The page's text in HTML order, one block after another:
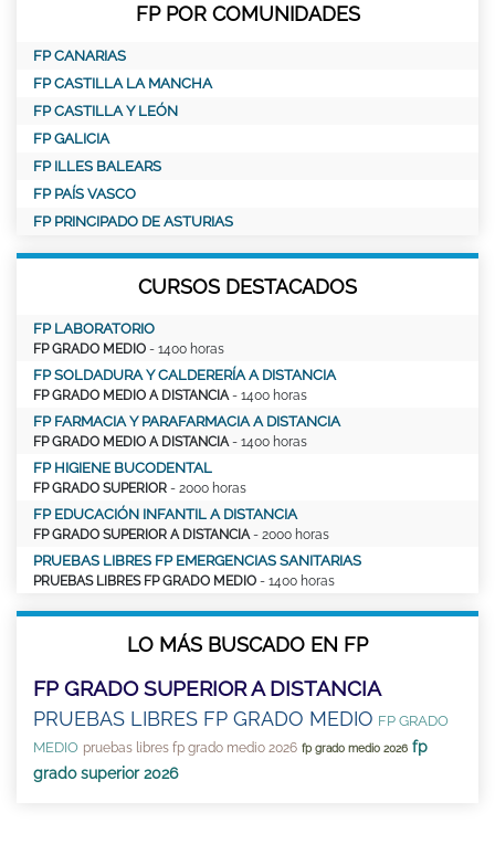
FP POR COMUNIDADES
FP CANARIAS
FP CASTILLA LA MANCHA
FP CASTILLA Y LEÓN
FP GALICIA
FP ILLES BALEARS
FP PAÍS VASCO
FP PRINCIPADO DE ASTURIAS
CURSOS DESTACADOS
FP LABORATORIO
FP GRADO MEDIO - 1400 horas
FP SOLDADURA Y CALDERERÍA A DISTANCIA
FP GRADO MEDIO A DISTANCIA - 1400 horas
FP FARMACIA Y PARAFARMACIA A DISTANCIA
FP GRADO MEDIO A DISTANCIA - 1400 horas
FP HIGIENE BUCODENTAL
FP GRADO SUPERIOR - 2000 horas
FP EDUCACIÓN INFANTIL A DISTANCIA
FP GRADO SUPERIOR A DISTANCIA - 2000 horas
PRUEBAS LIBRES FP EMERGENCIAS SANITARIAS
PRUEBAS LIBRES FP GRADO MEDIO - 1400 horas
LO MÁS BUSCADO EN FP
FP GRADO SUPERIOR A DISTANCIA
PRUEBAS LIBRES FP GRADO MEDIO FP GRADO
MEDIO pruebas libres fp grado medio 2026 fp grado medio 2026 fp
grado superior 2026